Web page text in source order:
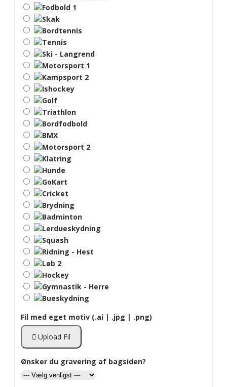
Fil med eget motiv (.ai | .jpg | .png)
Upload Fil
Ønsker du gravering af bagsiden?